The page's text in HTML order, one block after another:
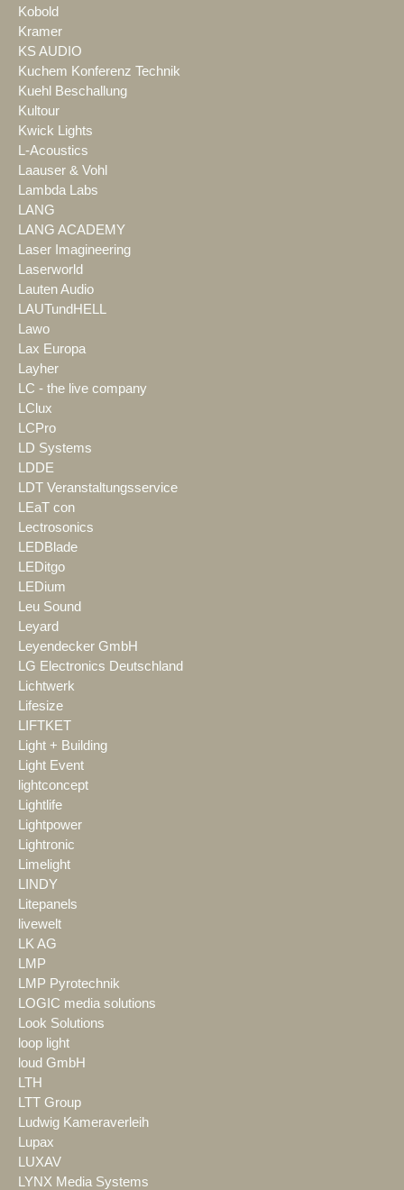
Kobold
Kramer
KS AUDIO
Kuchem Konferenz Technik
Kuehl Beschallung
Kultour
Kwick Lights
L-Acoustics
Laauser & Vohl
Lambda Labs
LANG
LANG ACADEMY
Laser Imagineering
Laserworld
Lauten Audio
LAUTundHELL
Lawo
Lax Europa
Layher
LC - the live company
LClux
LCPro
LD Systems
LDDE
LDT Veranstaltungsservice
LEaT con
Lectrosonics
LEDBlade
LEDitgo
LEDium
Leu Sound
Leyard
Leyendecker GmbH
LG Electronics Deutschland
Lichtwerk
Lifesize
LIFTKET
Light + Building
Light Event
lightconcept
Lightlife
Lightpower
Lightronic
Limelight
LINDY
Litepanels
livewelt
LK AG
LMP
LMP Pyrotechnik
LOGIC media solutions
Look Solutions
loop light
loud GmbH
LTH
LTT Group
Ludwig Kameraverleih
Lupax
LUXAV
LYNX Media Systems